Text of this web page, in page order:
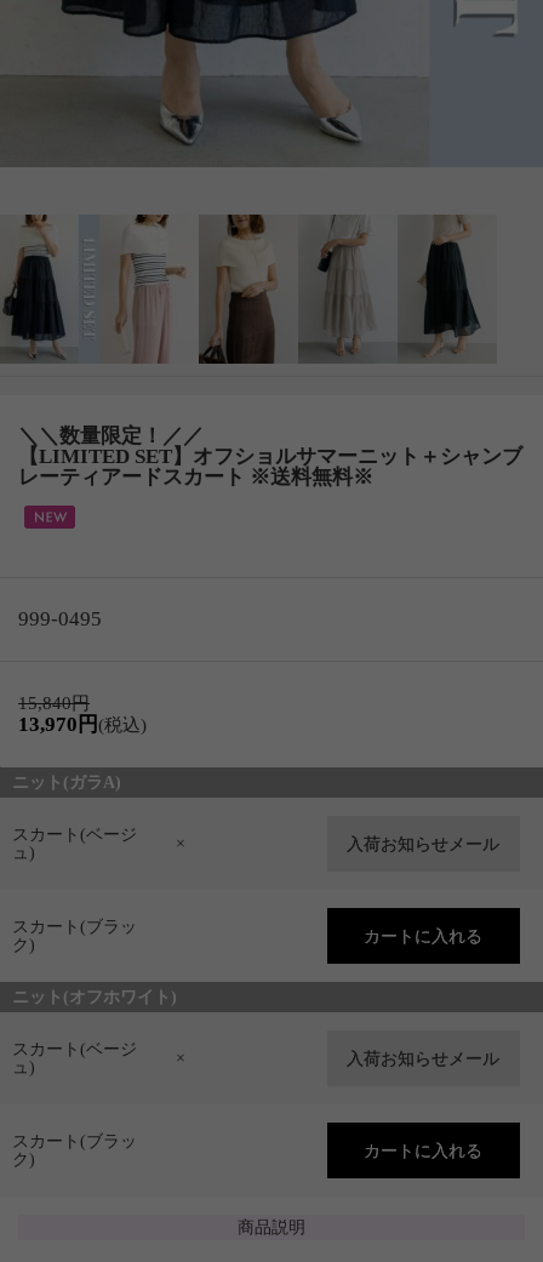
＼＼数量限定！／／
【LIMITED SET】オフショルサマーニット＋シャンブ
レーティアードスカート ※送料無料※
999-0495
15,840円
13,970円(税込)
ニット(ガラA)
スカート(ベージ
ュ)
×
スカート(ブラッ
ク)
ニット(オフホワイト)
スカート(ベージ
ュ)
×
スカート(ブラッ
ク)
商品説明